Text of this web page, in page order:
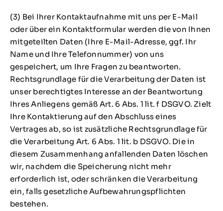
(3) Bei Ihrer Kontaktaufnahme mit uns per E-Mail
oder über ein Kontaktformular werden die von Ihnen
mitgeteilten Daten (Ihre E-Mail-Adresse, ggf. Ihr
Name und Ihre Telefonnummer) von uns
gespeichert, um Ihre Fragen zu beantworten.
Rechtsgrundlage für die Verarbeitung der Daten ist
unser berechtigtes Interesse an der Beantwortung
Ihres Anliegens gemäß Art. 6 Abs. 1 lit. f DSGVO. Zielt
Ihre Kontaktierung auf den Abschluss eines
Vertrages ab, so ist zusätzliche Rechtsgrundlage für
die Verarbeitung Art. 6 Abs. 1 lit. b DSGVO. Die in
diesem Zusammenhang anfallenden Daten löschen
wir, nachdem die Speicherung nicht mehr
erforderlich ist, oder schränken die Verarbeitung
ein, falls gesetzliche Aufbewahrungspflichten
bestehen.